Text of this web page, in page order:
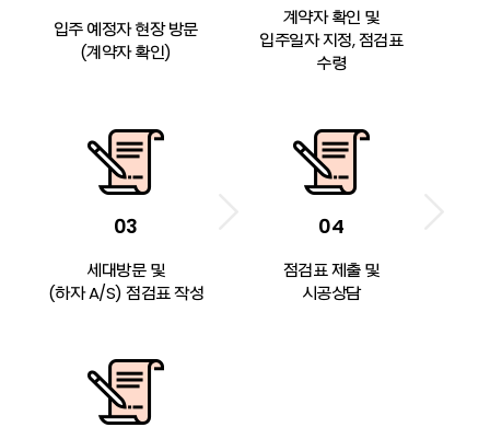
입주 예정자 현장 방문
(계약자 확인)
계약자 확인 및
입주일자 지정, 점검표
수령
03
세대방문 및
(하자 A/S) 점검표 작성
04
점검표 제출 및
시공상담